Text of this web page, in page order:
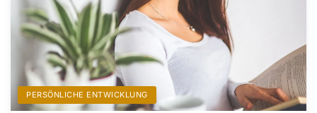
PERSÖNLICHE ENTWICKLUNG